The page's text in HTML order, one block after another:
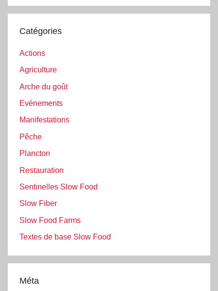
Catégories
Actions
Agriculture
Arche du goût
Evénements
Manifestations
Pêche
Plancton
Restauration
Sentinelles Slow Food
Slow Fiber
Slow Food Farms
Textes de base Slow Food
Méta